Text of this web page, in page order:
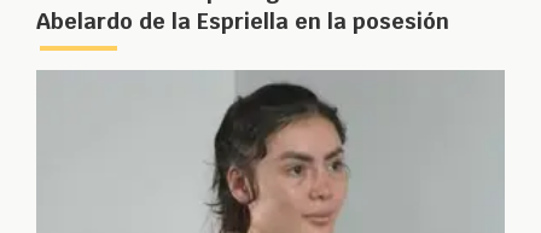
Abelardo de la Espriella en la posesión